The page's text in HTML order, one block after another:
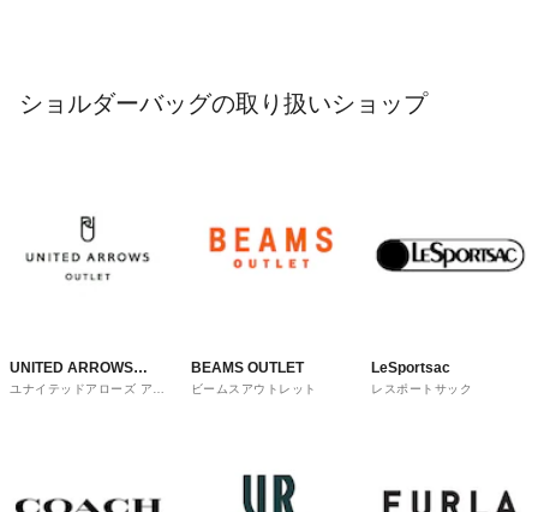
ショルダーバッグの取り扱いショップ
UNITED ARROWS
OUTLET
ユナイテッドアローズ アウ
BEAMS OUTLET
ビームスアウトレット
LeSportsac
レスポートサック